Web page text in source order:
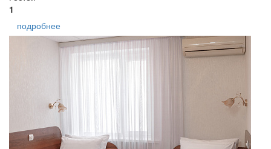
1
подробнее